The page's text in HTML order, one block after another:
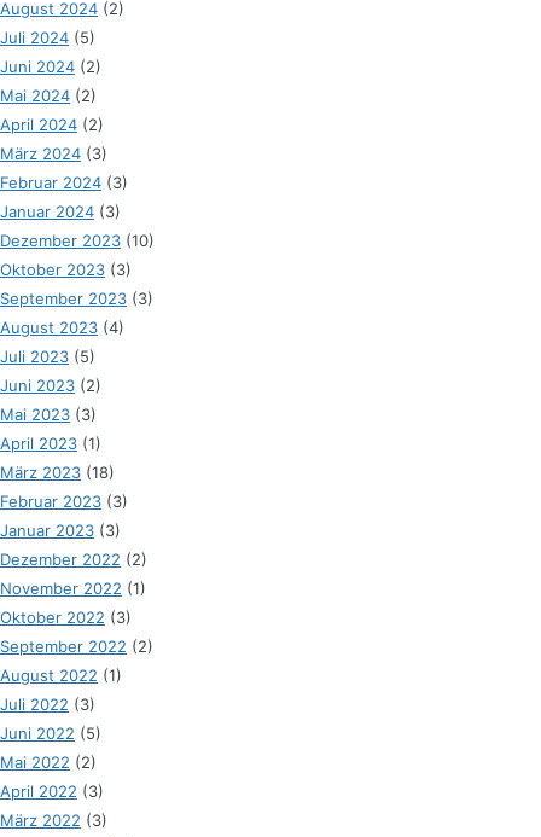
August 2024 (2)
Juli 2024 (5)
Juni 2024 (2)
Mai 2024 (2)
April 2024 (2)
März 2024 (3)
Februar 2024 (3)
Januar 2024 (3)
Dezember 2023 (10)
Oktober 2023 (3)
September 2023 (3)
August 2023 (4)
Juli 2023 (5)
Juni 2023 (2)
Mai 2023 (3)
April 2023 (1)
März 2023 (18)
Februar 2023 (3)
Januar 2023 (3)
Dezember 2022 (2)
November 2022 (1)
Oktober 2022 (3)
September 2022 (2)
August 2022 (1)
Juli 2022 (3)
Juni 2022 (5)
Mai 2022 (2)
April 2022 (3)
März 2022 (3)